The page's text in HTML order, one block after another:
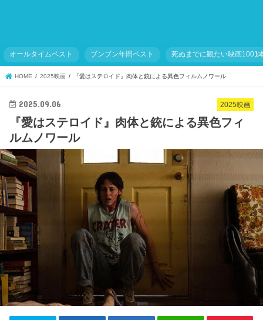
オールタイムベスト ブンブン年間ベスト 死ぬまでに観たい映画1001
HOME 2025映画 『愛はステロイド』肉体と銃による異色フィルムノワール
2025映画
2025.09.06
『愛はステロイド』肉体と銃による異色フィ
ルムノワール